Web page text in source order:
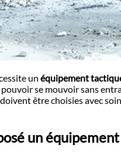
unéquipement
se mouvoir sans
être choisies avec
un équipement